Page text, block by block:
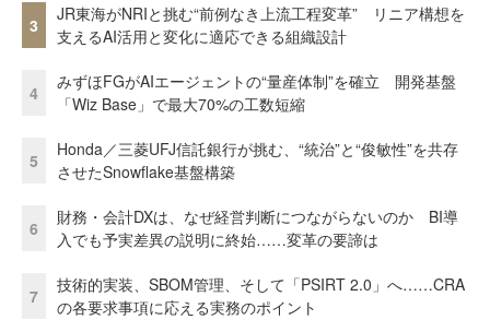
3
JR東海がNRIと挑む“前例なき上流工程変革” リニア構想を
支えるAI活用と変化に適応できる組織設計
4
みずほFGがAIエージェントの“量産体制”を確立 開発基盤
「Wiz Base」で最大70%の工数短縮
5
Honda／三菱UFJ信託銀行が挑む、“統治”と“俊敏性”を共存
させたSnowflake基盤構築
6
財務・会計DXは、なぜ経営判断につながらないのか BI導
入でも予実差異の説明に終始……変革の要諦は
7
技術的実装、SBOM管理、そして「PSIRT 2.0」へ……CRA
の各要求事項に応える実務のポイント